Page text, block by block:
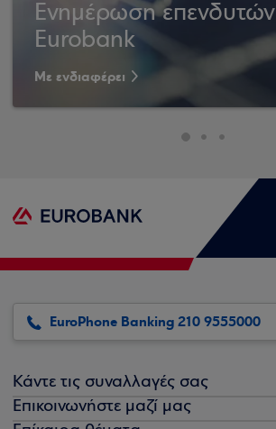
Ενημέρωση επενδυτών
Eurobank
Με ενδιαφέρει
EuroPhone Banking 210 9555000
Κάντε τις συναλλαγές σας
Επικοινωνήστε μαζί μας